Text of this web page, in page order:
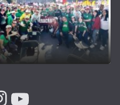
YouTube